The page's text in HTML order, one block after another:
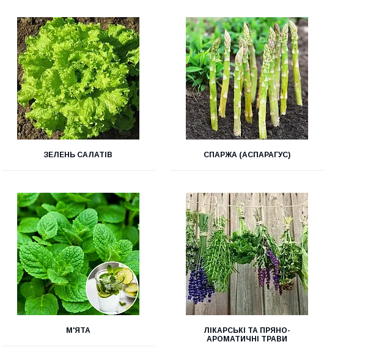
ЗЕЛЕНЬ САЛАТІВ СПАРЖА (АСПАРАГУС)
М'ЯТА
ЛІКАРСЬКІ ТА ПРЯНО-
АРОМАТИЧНІ ТРАВИ